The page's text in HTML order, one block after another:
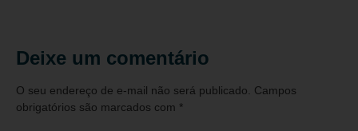
Deixe um comentário
O seu endereço de e-mail não será publicado.
Campos
obrigatórios são marcados com *